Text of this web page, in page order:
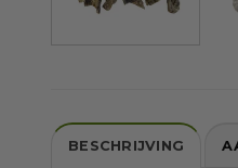
BESCHRIJVING